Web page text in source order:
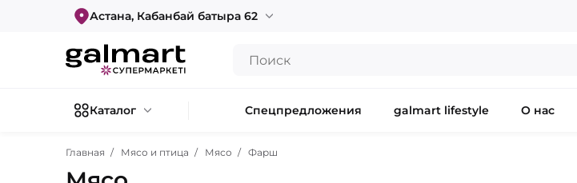
Астана, Кабанбай батыра 62
Каталог Спецпредложения galmart lifestyle О нас
Главная Мясо и птица Мясо Фарш